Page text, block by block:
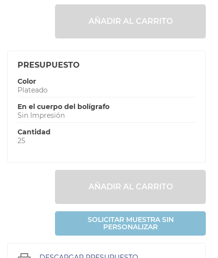
AÑADIR AL CARRITO
PRESUPUESTO
Color
Plateado
En el cuerpo del bolígrafo
Sin Impresión
Cantidad
25
AÑADIR AL CARRITO
SOLICITAR MUESTRA SIN
PERSONALIZAR